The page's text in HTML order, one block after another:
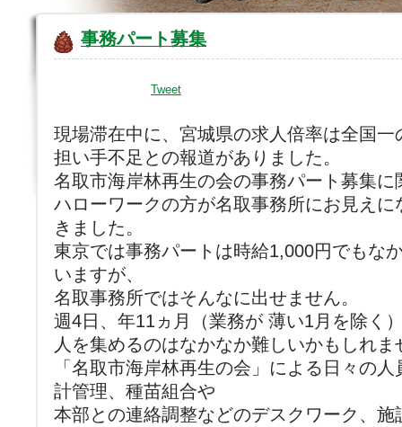
事務パート募集
Tweet
現場滞在中に、宮城県の求人倍率は全国一
担い手不足との報道がありました。
名取市海岸林再生の会の事務パート募集に
ハローワークの方が名取事務所にお見え
きました。
東京では事務パートは時給1,000円でもな
いますが、
名取事務所ではそんなに出せません。
週4日、年11ヵ月（業務が 薄い1月を除く
人を集めるのはなかなか難しいかもしれま
「名取市海岸林再生の会」による日々の
計管理、種苗組合や
本部との連絡調整などのデスクワーク、